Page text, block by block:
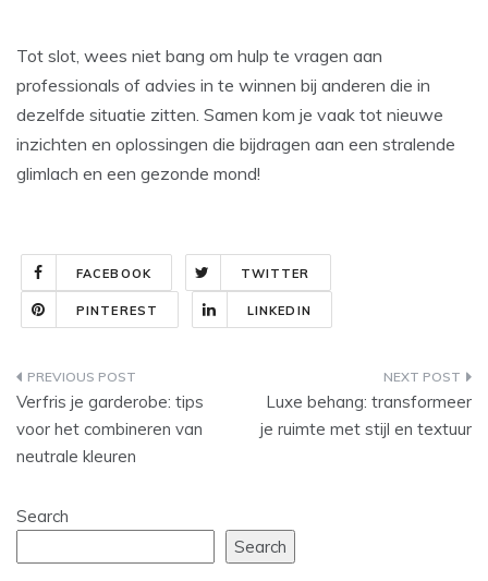
Tot slot, wees niet bang om hulp te vragen aan
professionals of advies in te winnen bij anderen die in
dezelfde situatie zitten. Samen kom je vaak tot nieuwe
inzichten en oplossingen die bijdragen aan een stralende
glimlach en een gezonde mond!
FACEBOOK TWITTER
PINTEREST LINKEDIN
Post
navigation
Verfris je garderobe: tips
voor het combineren van
neutrale kleuren
Luxe behang: transformeer
je ruimte met stijl en textuur
Search
Search